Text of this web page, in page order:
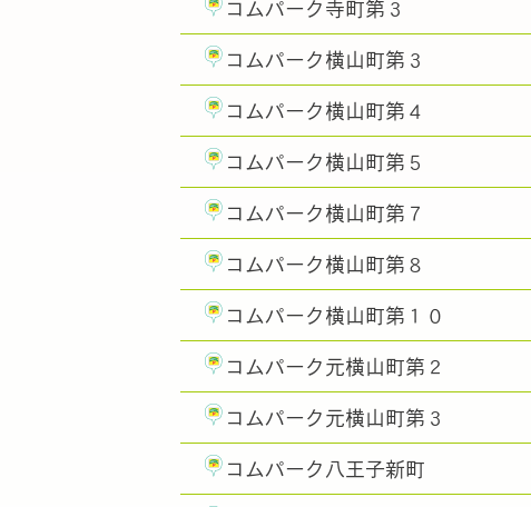
コムパーク寺町第３
コムパーク横山町第３
コムパーク横山町第４
コムパーク横山町第５
コムパーク横山町第７
コムパーク横山町第８
コムパーク横山町第１０
コムパーク元横山町第２
コムパーク元横山町第３
コムパーク八王子新町